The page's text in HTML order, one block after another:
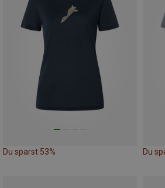
Du sparst 53% Du